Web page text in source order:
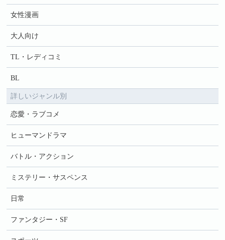
女性漫画
大人向け
TL・レディコミ
BL
詳しいジャンル別
恋愛・ラブコメ
ヒューマンドラマ
バトル・アクション
ミステリー・サスペンス
日常
ファンタジー・SF